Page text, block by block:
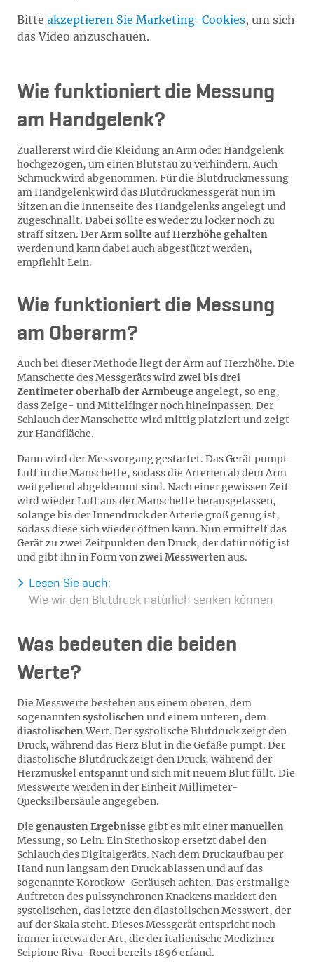
Bitte akzeptieren Sie Marketing-Cookies, um sich
das Video anzuschauen.
Wie funktioniert die Messung
am Handgelenk?
Zuallererst wird die Kleidung an Arm oder Handgelenk
hochgezogen, um einen Blutstau zu verhindern. Auch
Schmuck wird abgenommen. Für die Blutdruckmessung
am Handgelenk wird das Blutdruckmessgerät nun im
Sitzen an die Innenseite des Handgelenks angelegt und
zugeschnallt. Dabei sollte es weder zu locker noch zu
straff sitzen. DerArm sollte auf Herzhöhe gehalten
werden und kann dabei auch abgestützt werden,
empfiehlt Lein.
Wie funktioniert die Messung
am Oberarm?
Auch bei dieser Methode liegt der Arm auf Herzhöhe. Die
Manschette des Messgeräts wird zwei bis drei
Zentimeter oberhalb der Armbeugeangelegt, so eng,
dass Zeige- und Mittelfinger noch hineinpassen. Der
Schlauch der Manschette wird mittig platziert und zeigt
zur Handfläche.
Dann wird der Messvorgang gestartet. Das Gerät pumpt
Luft in die Manschette, sodass die Arterien ab dem Arm
weitgehend abgeklemmt sind. Nach einer gewissen Zeit
wird wieder Luft aus der Manschette herausgelassen,
solange bis der Innendruck der Arterie groß genug ist,
sodass diese sich wieder öffnen kann. Nun ermittelt das
Gerät zu zwei Zeitpunkten den Druck, der dafür nötig ist
und gibt ihn in Form vonzwei Messwertenaus.
Lesen Sie auch:
Wie wir den Blutdruck natürlich senken können
Was bedeuten die beiden
Werte?
Die Messwerte bestehen aus einem oberen, dem
sogenanntensystolischenund einem unteren, dem
diastolischenWert. Der systolische Blutdruck zeigt den
Druck, während das Herz Blut in die Gefäße pumpt. Der
diastolische Blutdruck zeigt den Druck, während der
Herzmuskel entspannt und sich mit neuem Blut füllt. Die
Messwerte werden in der Einheit Millimeter-
Quecksilbersäule angegeben.
Die genausten Ergebnisse gibt es mit einermanuellen
Messung, so Lein. Ein Stethoskop ersetzt dabei den
Schlauch des Digitalgeräts. Nach dem Druckaufbau per
Hand nun langsam den Druck ablassen und auf das
sogenannte Korotkow-Geräusch achten. Das erstmalige
Auftreten des pulssynchronen Knackens markiert den
systolischen, das letzte den diastolischen Messwert, der
auf der Skala steht. Dieses Messgerät entspricht noch
immer in etwa der Art, die der italienische Mediziner
Scipione Riva-Rocci bereits 1896 erfand.